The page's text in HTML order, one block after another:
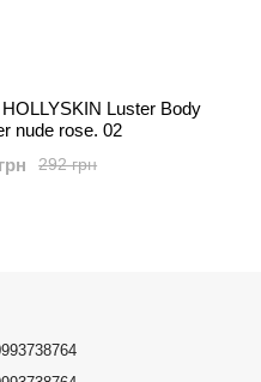
Luster Body
nude rose. 02
292 грн